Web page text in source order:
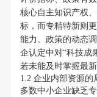
核心自主知识产权
标，而专精特新则
能力。政策的动态
企认定中对“科技成
若未能及时掌握最
1.2 企业内部资源的
多数中小企业缺乏